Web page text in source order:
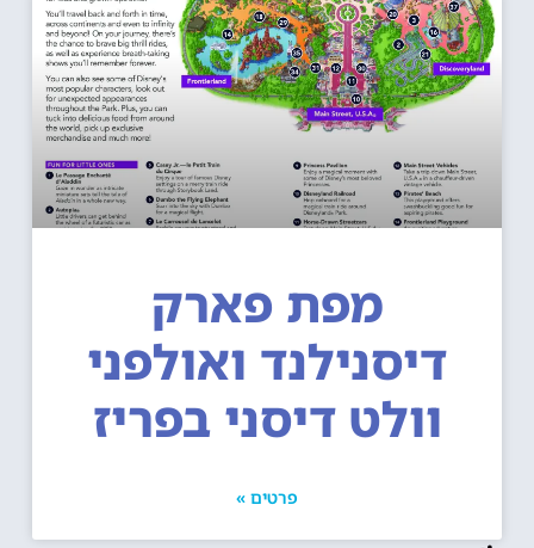
מפת פארק
דיסנילנד ואולפני
וולט דיסני בפריז
פרטים »